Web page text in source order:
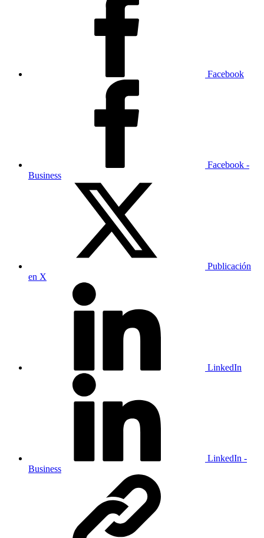
Facebook
Facebook -
Business
Publicación
en X
LinkedIn
LinkedIn -
Business